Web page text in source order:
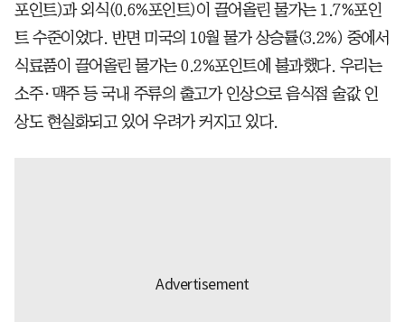
포인트)과 외식(0.6%포인트)이 끌어올린 물가는 1.7%포인
트 수준이었다. 반면 미국의 10월 물가 상승률(3.2%) 중에서
식료품이 끌어올린 물가는 0.2%포인트에 불과했다. 우리는
소주·맥주 등 국내 주류의 출고가 인상으로 음식점 술값 인
상도 현실화되고 있어 우려가 커지고 있다.